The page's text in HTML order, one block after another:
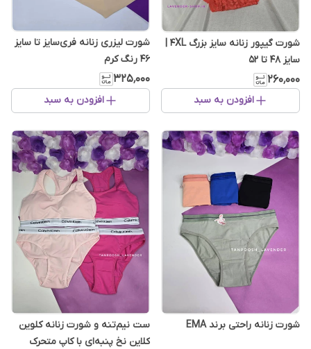
سایز 48 تا 52
۲۶۰٬۰۰۰
افزودن به سبد
شورت لیزری زنانه فری‌سایز تا سایز
46 رنگ کرم
۳۲۵٬۰۰۰
افزودن به سبد
شورت زنانه راحتی برند EMA
ست نیم‌تنه و شورت زنانه کلوین
کلاین نخ پنبه‌ای با کاپ متحرک